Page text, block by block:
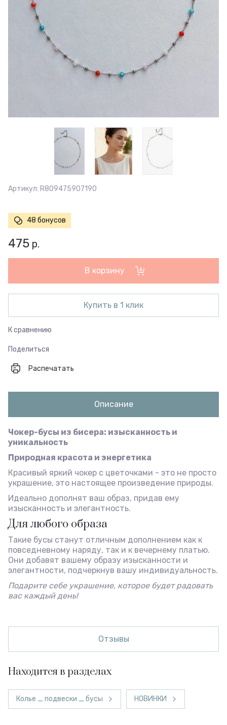
Артикул: R809475907190
48 бонусов
475 р.
В корзину
Купить в 1 клик
К сравнению
Поделиться
Распечатать
Описание
Чокер-бусы из бисера: изысканность и
уникальность
Природная красота и энергетика
Красивый яркий чокер с цветочками - это не просто
украшение, это настоящее произведение природы.
Идеально дополнят ваш образ, придав ему
изысканность и элегантность.
Для любого образа
Такие бусы станут отличным дополнением как к
повседневному наряду, так и к вечернему платью.
Они добавят вашему образу изысканности и
элегантности, подчеркнув вашу индивидуальность.
Подарите себе украшение, которое будет радовать
вас каждый день!
Отзывы
Находится в разделах
Колье _ подвески _ бусы НОВИНКИ